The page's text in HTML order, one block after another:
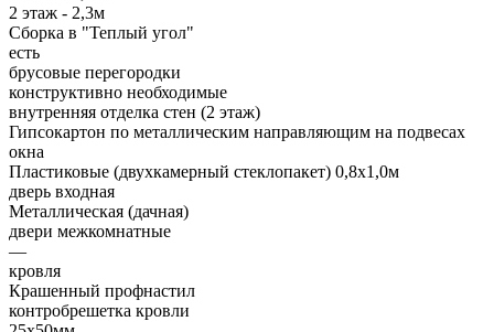
2 этаж - 2,3м
Сборка в "Теплый угол"
есть
брусовые перегородки
конструктивно необходимые
внутренняя отделка стен (2 этаж)
Гипсокартон по металлическим направляющим на подвесах
окна
Пластиковые (двухкамерный стеклопакет) 0,8х1,0м
дверь входная
Металлическая (дачная)
двери межкомнатные
—
кровля
Крашенный профнастил
контробрешетка кровли